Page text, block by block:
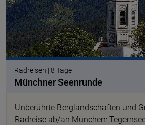
Radreisen | 8 Tage
Münchner Seenrunde
Unberührte Berglandschaften und
Radreise ab/an München: